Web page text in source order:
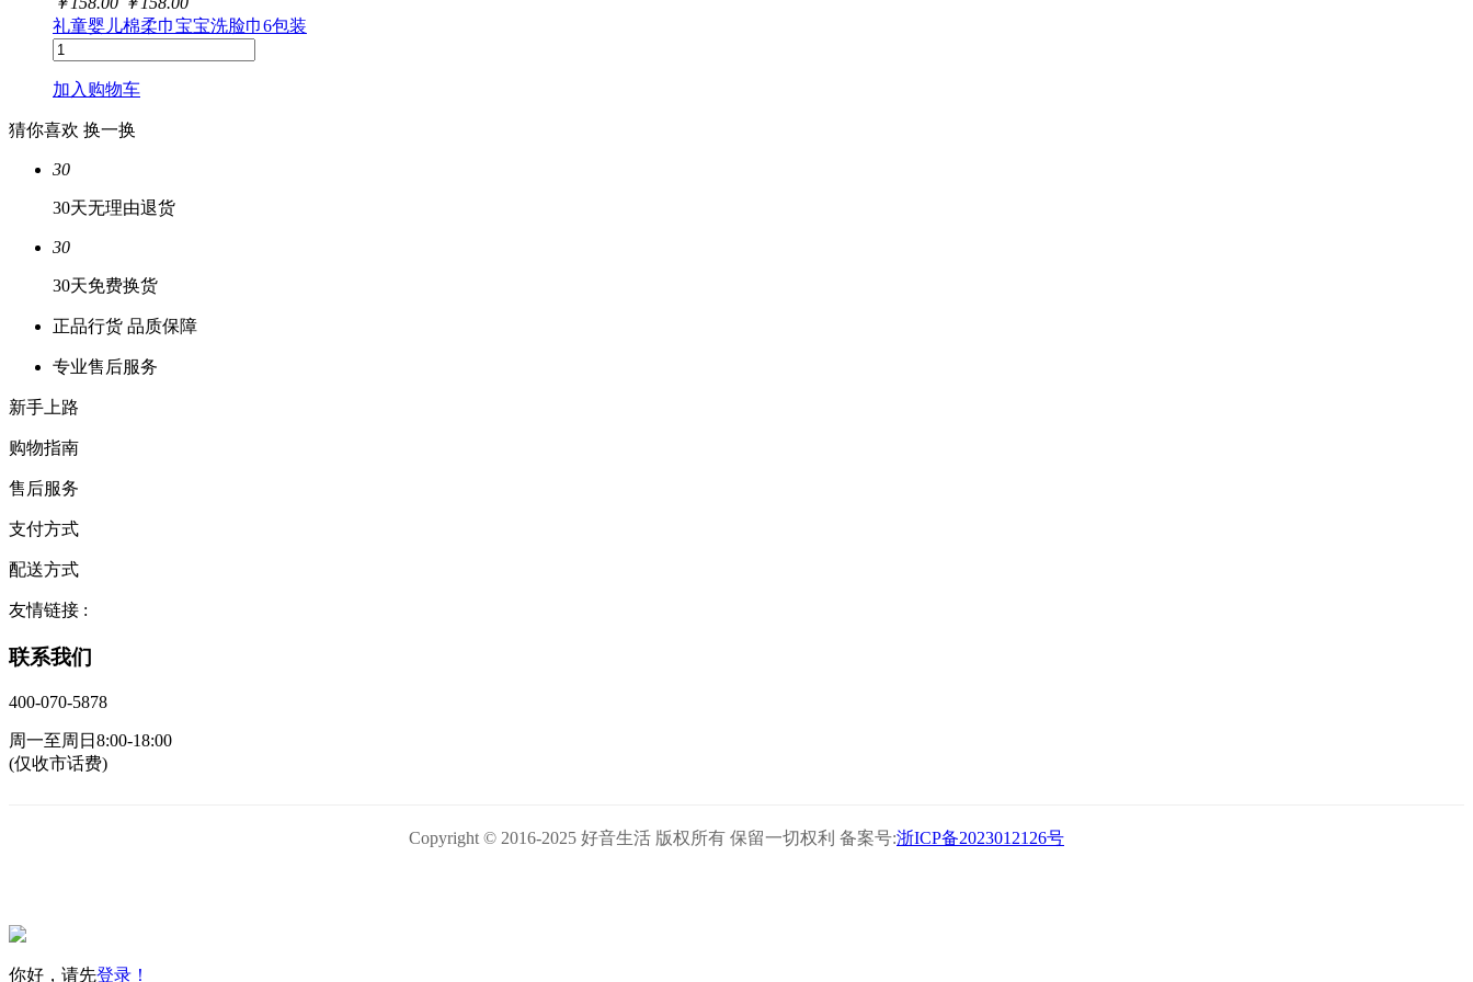
礼童婴儿棉柔巾宝宝洗脸巾6包装
加入购物车
猜你喜欢 换一换
30
30天无理由退货
30
30天免费换货
正品行货 品质保障
专业售后服务
新手上路
购物指南
售后服务
支付方式
配送方式
友情链接 :
联系我们
400-070-5878
周一至周日8:00-18:00
(仅收市话费)
Copyright © 2016-2025 好音生活 版权所有 保留一切权利 备案号:浙ICP备2023012126号
你好，请先登录！